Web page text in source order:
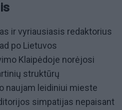
ir vyriausiasis redaktorius
po Lietuvos
Klaipėdoje norėjosi
struktūrų
naujam leidiniui mieste
simpatijas nepaisant